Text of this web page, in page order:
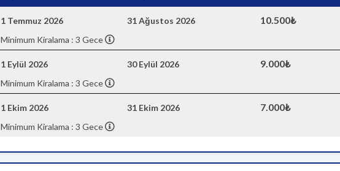
1 Temmuz 2026 31 Ağustos 2026 10.500₺
Minimum Kiralama : 3 Gece
1 Eylül 2026 30 Eylül 2026 9.000₺
Minimum Kiralama : 3 Gece
1 Ekim 2026 31 Ekim 2026 7.000₺
Minimum Kiralama : 3 Gece